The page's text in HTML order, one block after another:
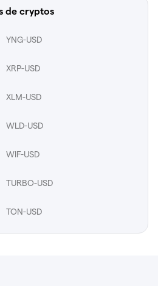
de cryptos
YNG-USD
XRP-USD
XLM-USD
WLD-USD
WIF-USD
TURBO-USD
TON-USD